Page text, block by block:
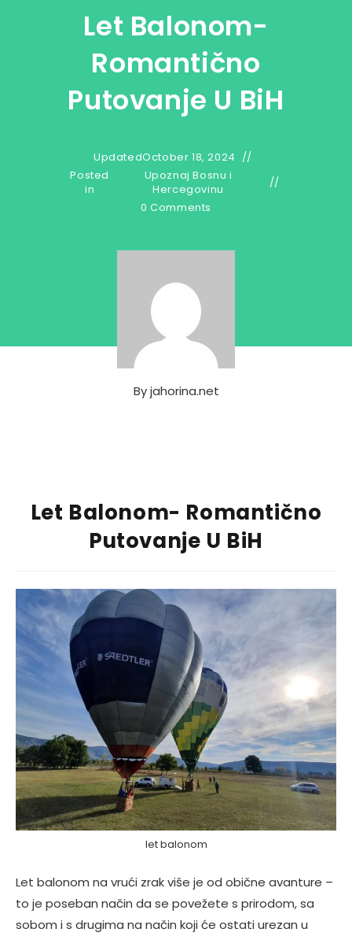
Let Balonom-
Romantično
Putovanje U BiH
UpdatedOctober 18, 2024
Posted
in
Upoznaj Bosnu i
Hercegovinu
0 Comments
Byjahorina.net
Let Balonom- Romantično
Putovanje U BiH
let balonom
Let balonom na vrući zrak više je od obične avanture –
to je poseban način da se povežete s prirodom, sa
sobom i s drugima na način koji će ostati urezan u